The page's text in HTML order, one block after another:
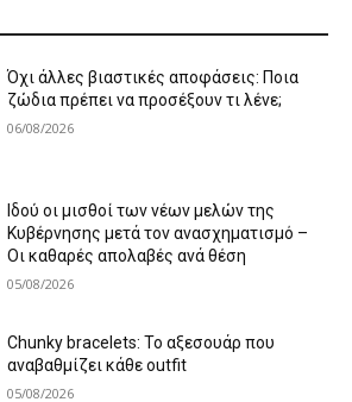
Όχι άλλες βιαστικές αποφάσεις: Ποια
ζώδια πρέπει να προσέξουν τι λένε;
06/08/2026
Ιδού οι μισθοί των νέων μελών της
Κυβέρνησης μετά τον ανασχηματισμό –
Οι καθαρές απολαβές ανά θέση
05/08/2026
Chunky bracelets: Το αξεσουάρ που
αναβαθμίζει κάθε outfit
05/08/2026